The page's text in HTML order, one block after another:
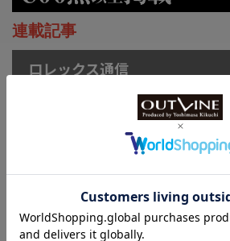
連載記事
ロレックス通信
菊地吉正
信 No.314
示するグ
なジュビ
ーフ
菊地吉正